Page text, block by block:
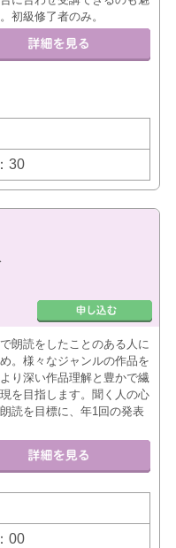
初級修了者のみ。
30
朗読をしたことのある人に
。様々なジャンルの作品を
り深い作品理解と豊かで繊
を目指します。聞く人の心
読を目標に、年1回の発表
00